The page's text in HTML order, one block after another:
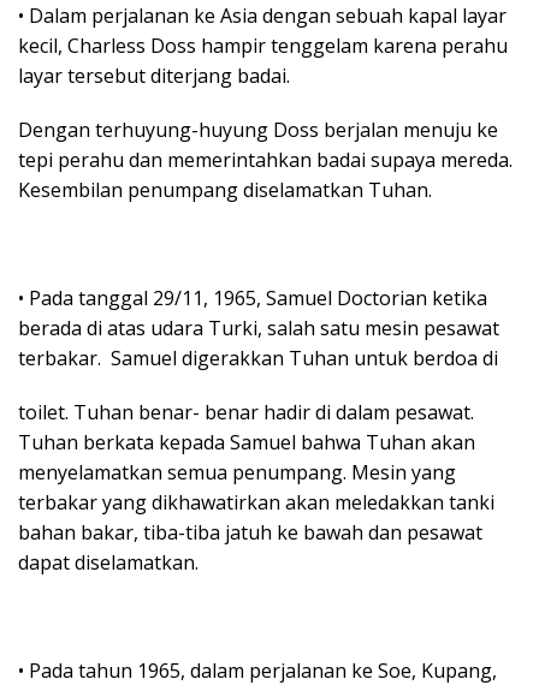
• Dalam perjalanan ke Asia dengan sebuah kapal layar
kecil, Charless Doss hampir tenggelam karena perahu
layar tersebut diterjang badai.
Dengan terhuyung-huyung Doss berjalan menuju ke
tepi perahu dan memerintahkan badai supaya mereda.
Kesembilan penumpang diselamatkan Tuhan.
• Pada tanggal 29/11, 1965, Samuel Doctorian ketika
berada di atas udara Turki, salah satu mesin pesawat
terbakar. Samuel digerakkan Tuhan untuk berdoa di
toilet. Tuhan benar- benar hadir di dalam pesawat.
Tuhan berkata kepada Samuel bahwa Tuhan akan
menyelamatkan semua penumpang. Mesin yang
terbakar yang dikhawatirkan akan meledakkan tanki
bahan bakar, tiba-tiba jatuh ke bawah dan pesawat
dapat diselamatkan.
• Pada tahun 1965, dalam perjalanan ke Soe, Kupang,